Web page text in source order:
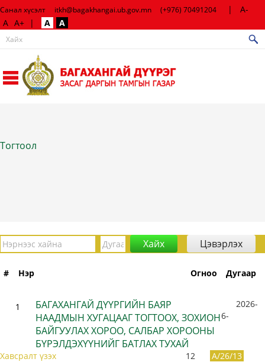
Санал хүсэлт itkh@bagakhangai.ub.gov.mn (+976) 70491204 |
A-
A A+ | A A
Тогтоол
# Нэр Огноо Дугаар
1
БАГАХАНГАЙ ДҮҮРГИЙН БАЯР
НААДМЫН ХУГАЦААГ ТОГТООХ, ЗОХИОН
БАЙГУУЛАХ ХОРОО, САЛБАР ХОРООНЫ
БҮРЭЛДЭХҮҮНИЙГ БАТЛАХ ТУХАЙ
2026-
6-
12 A/26/13
Хавсралт үзэх